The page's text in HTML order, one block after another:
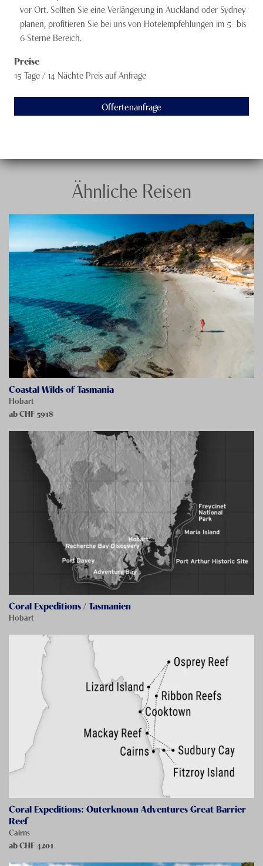
vor Ort. Sollten Sie eine Verlängerung in Auckland oder Sydney
planen, profitieren Sie bei uns von Hotelempfehlungen im 5- bis
6-Sterne Bereich.
Preise
15 Tage / 14 Nächte Preis auf Anfrage
Offertenanfrage
Ähnliche Reisen
Coastal Wilds of Tasmania
Hobart
ab CHF 5918
Coral Expeditions / Tasmanien
Hobart
Coral Expeditions: Outerknown Adventures Great Barrier
Reef
Cairns
ab CHF4201